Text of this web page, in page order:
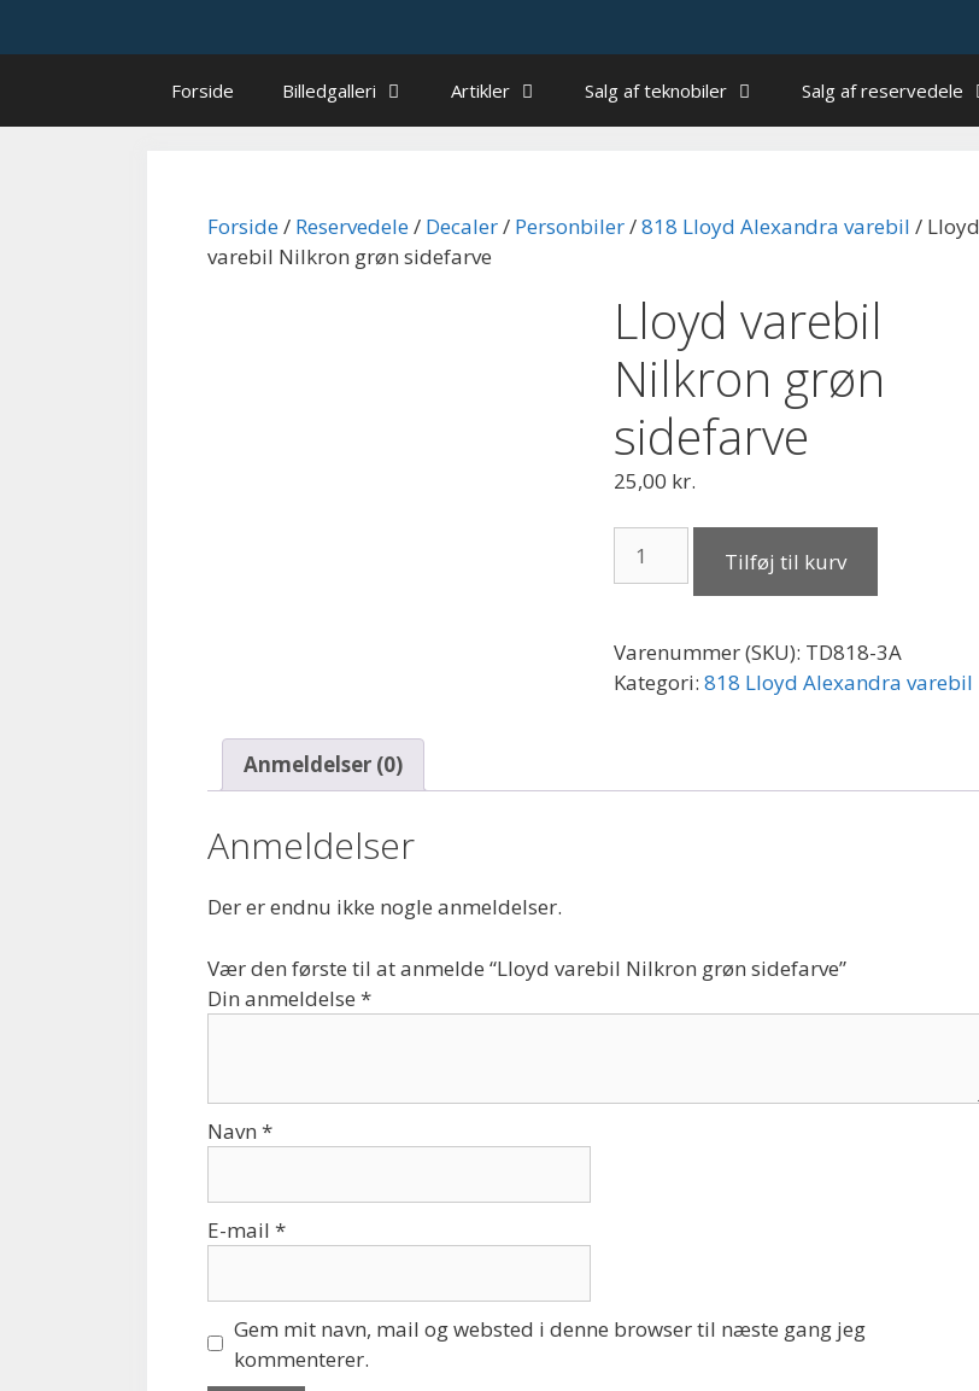
Forside Billedgalleri Artikler Salg af teknobiler Salg af reservedele
Forside/ Reservedele/ Decaler/ Personbiler/818 Lloyd Alexandra varebil / Lloyd
varebil Nilkron grøn sidefarve
Lloyd varebil
Nilkron grøn
sidefarve
25,00 kr.
varebil
sidefarve
antal
Tilføj til kurv
Varenummer (SKU): TD818-3A
Kategori: 818 Lloyd Alexandra varebil
Anmeldelser (0)
Anmeldelser
Der er endnu ikke nogle anmeldelser.
Vær den første til at anmelde “Lloyd varebil Nilkron grøn sidefarve”
Din anmeldelse *
Navn *
E-mail *
Gem mit navn, mail og websted i denne browser til næste gang jeg
kommenterer.